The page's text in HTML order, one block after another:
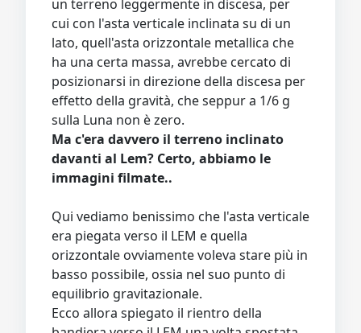
un terreno leggermente in discesa, per
cui con l'asta verticale inclinata su di un
lato, quell'asta orizzontale metallica che
ha una certa massa, avrebbe cercato di
posizionarsi in direzione della discesa per
effetto della gravità, che seppur a 1/6 g
sulla Luna non è zero.
Ma c'era davvero il terreno inclinato
davanti al Lem? Certo, abbiamo le
immagini filmate..
Qui vediamo benissimo che l'asta verticale
era piegata verso il LEM e quella
orizzontale ovviamente voleva stare più in
basso possibile, ossia nel suo punto di
equilibrio gravitazionale.
Ecco allora spiegato il rientro della